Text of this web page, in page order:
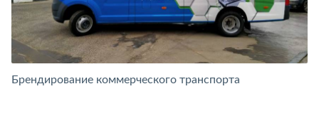
Брендирование коммерческого транспорта